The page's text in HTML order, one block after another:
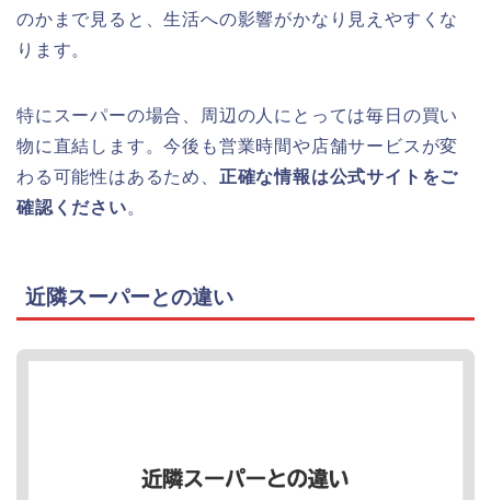
のかまで見ると、生活への影響がかなり見えやすくな
ります。
特にスーパーの場合、周辺の人にとっては毎日の買い
物に直結します。今後も営業時間や店舗サービスが変
わる可能性はあるため、 正確な情報は公式サイトをご
確認ください。
近隣スーパーとの違い